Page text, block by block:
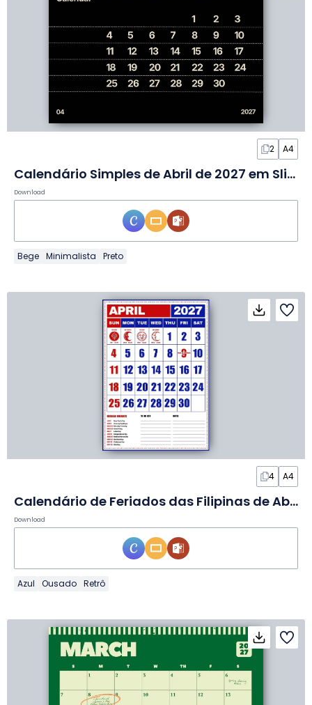
2 A4
Calendário Simples de Abril de 2027 em Slides
Download
Bege Minimalista Preto
4 A4
Calendário de Feriados das Filipinas de Abril de 2027 em Slides
Download
Azul Ousado Retrô